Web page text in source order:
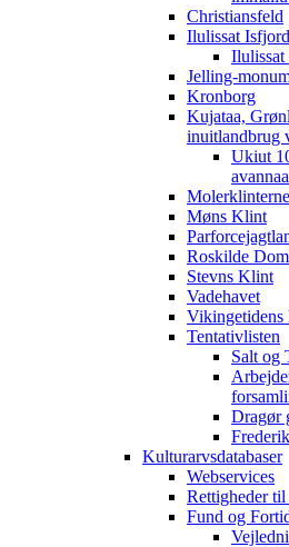
Christiansfeld
Ilulissat Isfjord
Ilulissat
Jelling-
Kronborg
Kujataa,
inuitlandbrug
Ukiut
Møns Klint
Roskilde
Stevns Klint
Vadehavet
Vikingetidens
Tentativlisten
Salt og
Dragør
Kulturarvsdatabaser
Webservices
Rettigheder til
Fund og